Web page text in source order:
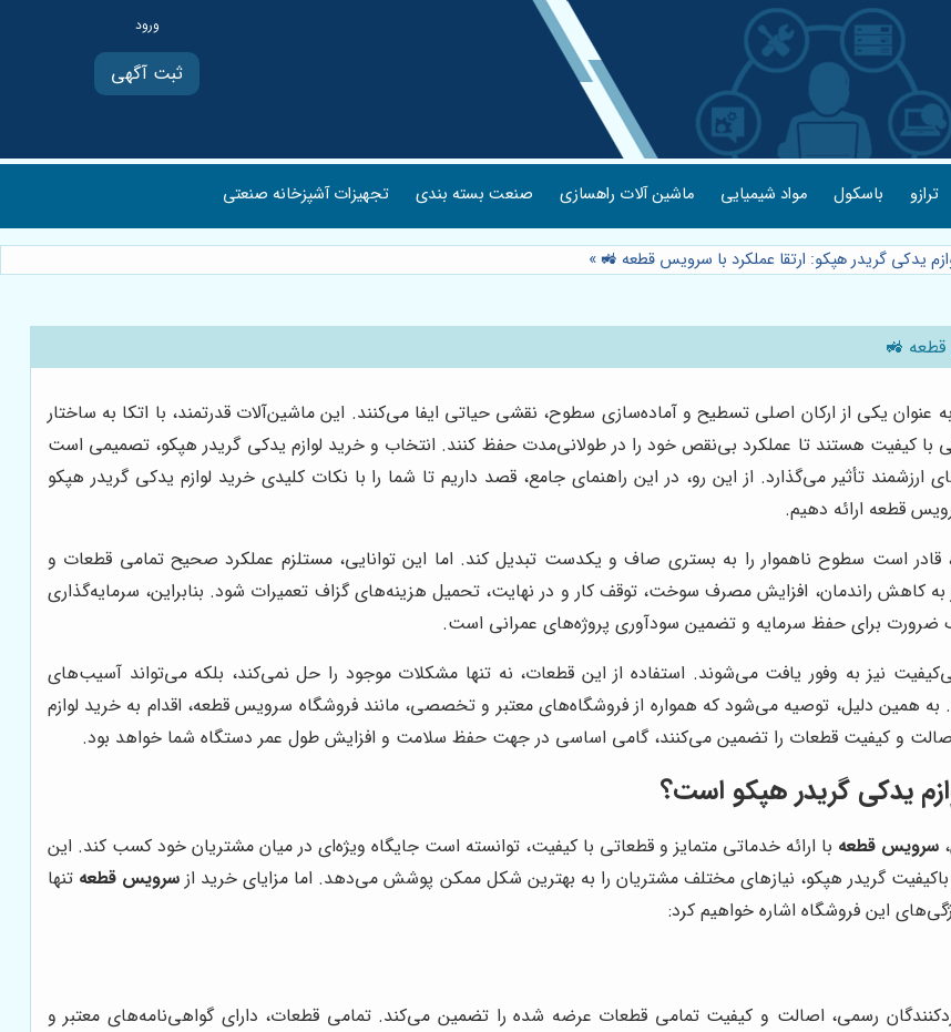
ثبت آگهی
ترازو باسکول مواد شیمیایی ماشین آلات راهسازی صنعت بسته بندی تجهیزات آشپزخانه صنعتی
یدکی گریدر هپکو: ارتقا عملکرد با سرویس قطعه 🚜 »
قطعه 🚜
یکی از ارکان اصلی تسطیح و آماده‌سازی سطوح، نقشی حیاتی ایفا می‌کنند. این ماشین‌آلات قدرتمند، با اتکا به ساختار
با کیفیت هستند تا عملکرد بی‌نقص خود را در طولانی‌مدت حفظ کنند. انتخاب و خرید لوازم یدکی گریدر هپکو، تصمیمی است
تأثیر می‌گذارد. از این رو، در این راهنمای جامع، قصد داریم تا شما را با نکات کلیدی خرید لوازم یدکی گریدر هپکو
قطعه ارائه دهیم.
قادر است سطوح ناهموار را به بستری صاف و یکدست تبدیل کند. اما این توانایی، مستلزم عملکرد صحیح تمامی قطعات و
کاهش راندمان، افزایش مصرف سوخت، توقف کار و در نهایت، تحمیل هزینه‌های گزاف تعمیرات شود. بنابراین، سرمایه‌گذاری
ضرورت برای حفظ سرمایه و تضمین سودآوری پروژه‌های عمرانی است.
نیز به وفور یافت می‌شوند. استفاده از این قطعات، نه تنها مشکلات موجود را حل نمی‌کند، بلکه می‌تواند آسیب‌های
دلیل، توصیه می‌شود که همواره از فروشگاه‌های معتبر و تخصصی، مانند فروشگاه سرویس قطعه، اقدام به خرید لوازم
و کیفیت قطعات را تضمین می‌کنند، گامی اساسی در جهت حفظ سلامت و افزایش طول عمر دستگاه شما خواهد بود.
یدکی گریدر هپکو است؟
سرویس قطعه با ارائه خدماتی متمایز و قطعاتی با کیفیت، توانسته است جایگاه ویژه‌ای در میان مشتریان خود کسب کند. این
باکیفیت گریدر هپکو، نیازهای مختلف مشتریان را به بهترین شکل ممکن پوشش می‌دهد. اما مزایای خرید از سرویس قطعه تنها
این فروشگاه اشاره خواهیم کرد:
رسمی، اصالت و کیفیت تمامی قطعات عرضه شده را تضمین می‌کند. تمامی قطعات، دارای گواهی‌نامه‌های معتبر و